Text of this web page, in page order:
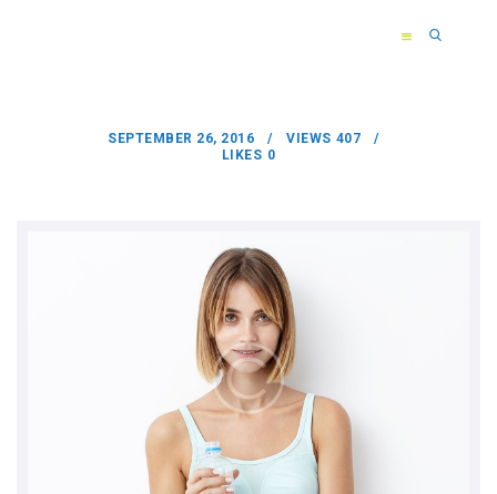
SEPTEMBER 26, 2016 407
VIEWS
0
LIKES
info@hhanse-athletics.de
+49 1511 5226325